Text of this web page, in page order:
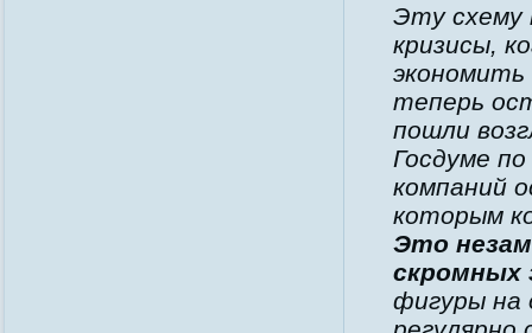
Эту схему
кризисы,
теперь
пошли
Госдуме
компаний
которым
Это
скромных
фигуры на